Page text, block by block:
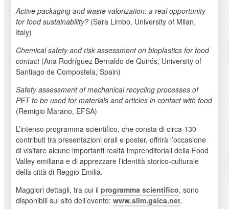
Active packaging and waste valorization: a real opportunity
for food sustainability?(Sara Limbo, University of Milan,
Italy)
Chemical safety and risk assessment on bioplastics for food
contact(Ana Rodríguez Bernaldo de Quirós, University of
Santiago de Compostela, Spain)
Safety assessment of mechanical recycling processes of
PET to be used for materials and articles in contact with food
(Remigio Marano, EFSA)
L’intenso programma scientifico, che consta di circa 130
contributi tra presentazioni orali e poster, offrirà l’occasione
di visitare alcune importanti realtà imprenditoriali della Food
Valley emiliana e di apprezzare l’identità storico-culturale
della città di Reggio Emilia.
Maggiori dettagli, tra cui il programma scientifico, sono
disponibili sul sito dell’evento: www.slim.gsica.net.